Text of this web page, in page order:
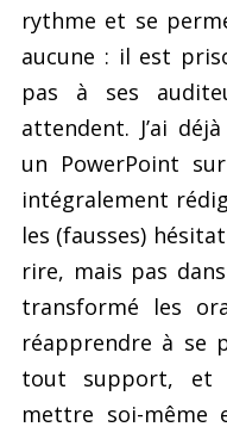
rythme et se
aucune : il est
pas à ses
attendent. J’ai
un PowerPoint
intégralement
les (fausses)
rire, mais pas
transformé les
réapprendre à se
tout support, et
mettre soi-même